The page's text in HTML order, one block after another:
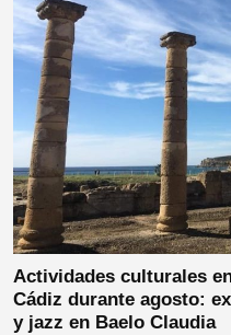
Actividades culturales
Cádiz durante agosto:
y jazz en Baelo Claudia